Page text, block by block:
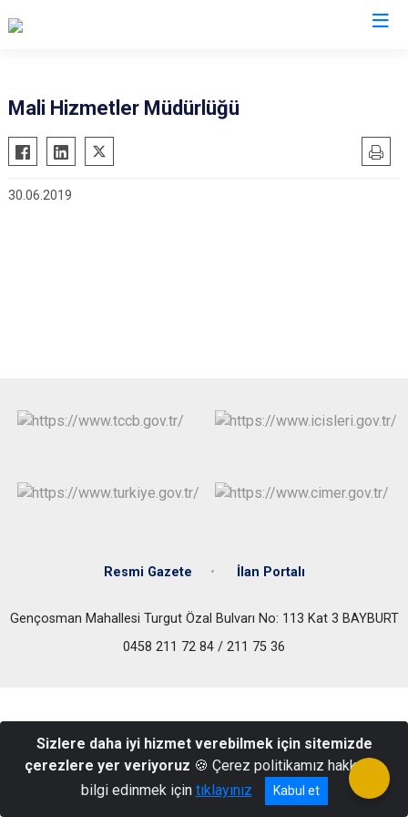
Mali Hizmetler Müdürlüğü
30.06.2019
Resmi Gazete İlan Portalı
Gençosman Mahallesi Turgut Özal Bulvarı No: 113 Kat 3 BAYBURT
0458 211 72 84 / 211 75 36
Sizlere daha iyi hizmet verebilmek için sitemizde
çerezlere yer veriyoruz 🍪 Çerez politikamız hakkında
bilgi edinmek için tıklayınız Kabul et